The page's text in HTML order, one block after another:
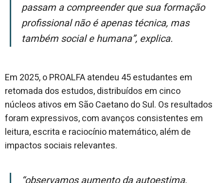
passam a compreender que sua formação
profissional não é apenas técnica, mas
também social e humana”, explica.
Em 2025, o PROALFA atendeu 45 estudantes em
retomada dos estudos, distribuídos em cinco
núcleos ativos em São Caetano do Sul. Os resultados
foram expressivos, com avanços consistentes em
leitura, escrita e raciocínio matemático, além de
impactos sociais relevantes.